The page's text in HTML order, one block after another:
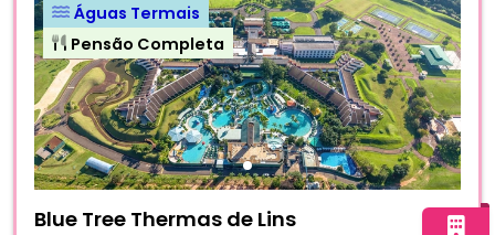
Águas Termais
Pensão Completa
Blue Tree Thermas de Lins